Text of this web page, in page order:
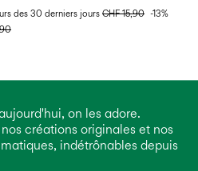
des 30 derniers jours CHF 15,90 -13%
on les adore.
créations originales et nos
indétrônables depuis